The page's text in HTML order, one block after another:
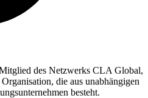
des Netzwerks CLA Global,
die aus unabhängigen
besteht.